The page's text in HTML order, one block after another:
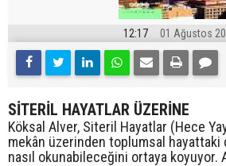
12:17 01 Ağustos
SİTERİL HAYATLAR ÜZERİNE
Köksal Alver, Siteril Hayatlar (Hece
mekân üzerinden toplumsal hayattaki
nasıl okunabileceğini ortaya koyuyor.